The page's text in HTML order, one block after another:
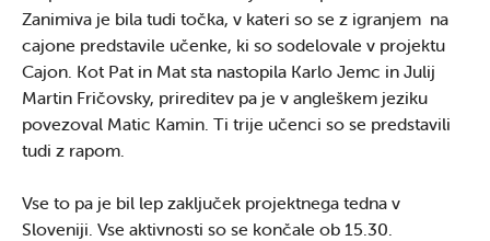
Zanimiva je bila tudi točka, v kateri so se z igranjem na
cajone predstavile učenke, ki so sodelovale v projektu
Cajon. Kot Pat in Mat sta nastopila Karlo Jemc in Julij
Martin Fričovsky, prireditev pa je v angleškem jeziku
povezoval Matic Kamin. Ti trije učenci so se predstavili
tudi z rapom.
Vse to pa je bil lep zaključek projektnega tedna v
Sloveniji. Vse aktivnosti so se končale ob 15.30.